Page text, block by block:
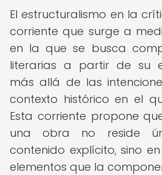
El estructuralismo en la
corriente que surge a
en la que se busca
literarias a partir de su
más allá de las
contexto histórico en el
Esta corriente propone
una obra no reside
contenido explícito, sino
elementos que la